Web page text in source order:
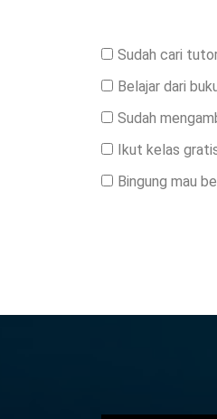
Sudah cari
Belajar dari
Sudah
Ikut kelas
Bingung mau